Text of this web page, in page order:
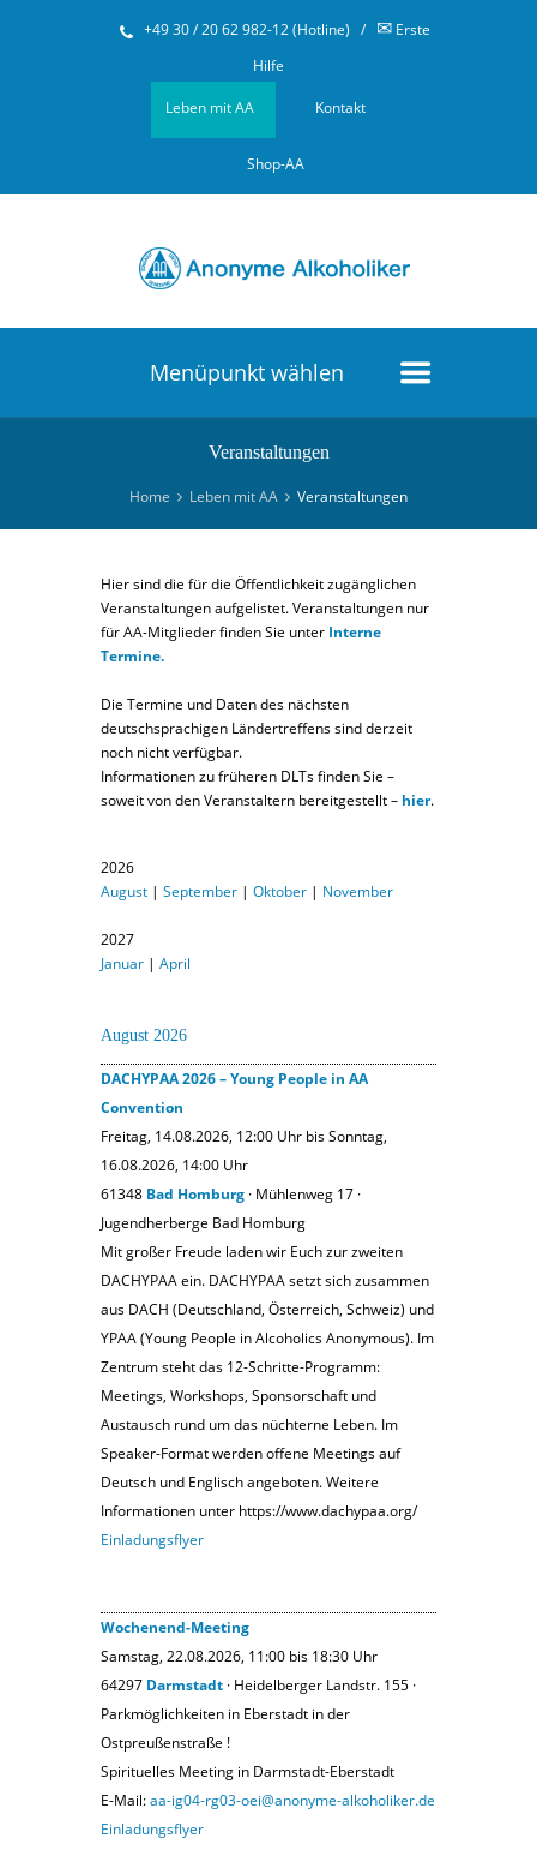
+49 30 / 20 62 982-12 (Hotline) / ✉Erste
Hilfe
Leben mit AA Kontakt
Shop-AA
Menüpunkt wählen
Veranstaltungen
Home Leben mit AA Veranstaltungen
Hier sind die für die Öffentlichkeit zugänglichen
Veranstaltungen aufgelistet. Veranstaltungen nur
für AA-Mitglieder finden Sie unter Interne
Termine.
Die Termine und Daten des nächsten
deutschsprachigen Ländertreffens sind derzeit
noch nicht verfügbar.
Informationen zu früheren DLTs finden Sie –
soweit von den Veranstaltern bereitgestellt – hier.
2026
August | September | Oktober | November
2027
Januar | April
August 2026
DACHYPAA 2026 – Young People in AA
Convention
Freitag, 14.08.2026, 12:00 Uhr bis Sonntag,
16.08.2026, 14:00 Uhr
61348 Bad Homburg · Mühlenweg 17 ·
Jugendherberge Bad Homburg
Mit großer Freude laden wir Euch zur zweiten
DACHYPAA ein. DACHYPAA setzt sich zusammen
aus DACH (Deutschland, Österreich, Schweiz) und
YPAA (Young People in Alcoholics Anonymous). Im
Zentrum steht das 12-Schritte-Programm:
Meetings, Workshops, Sponsorschaft und
Austausch rund um das nüchterne Leben. Im
Speaker-Format werden offene Meetings auf
Deutsch und Englisch angeboten. Weitere
Informationen unter https://www.dachypaa.org/
Einladungsflyer
Wochenend-Meeting
Samstag, 22.08.2026, 11:00 bis 18:30 Uhr
64297 Darmstadt · Heidelberger Landstr. 155 ·
Parkmöglichkeiten in Eberstadt in der
Ostpreußenstraße !
Spirituelles Meeting in Darmstadt-Eberstadt
E-Mail:aa-ig04-rg03-oei@anonyme-alkoholiker.de
Einladungsflyer